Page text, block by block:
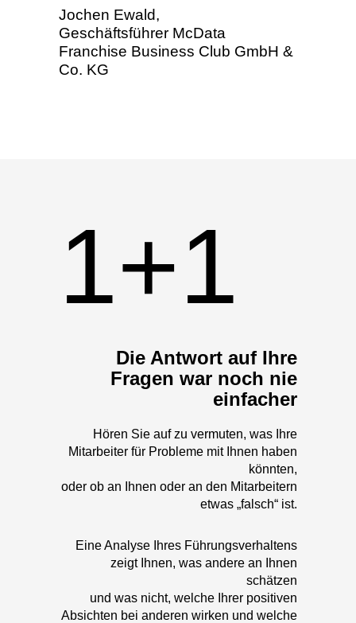
Jochen Ewald,
Geschäftsführer McData
Franchise Business Club GmbH &
Co. KG
1+1
Die Antwort auf Ihre
Fragen war noch nie
einfacher
Hören Sie auf zu vermuten, was Ihre
Mitarbeiter für Probleme mit Ihnen haben
könnten,
oder ob an Ihnen oder an den Mitarbeitern
etwas „falsch“ ist.
Eine Analyse Ihres Führungsverhaltens
zeigt Ihnen, was andere an Ihnen
schätzen
und was nicht, welche Ihrer positiven
Absichten bei anderen wirken und welche